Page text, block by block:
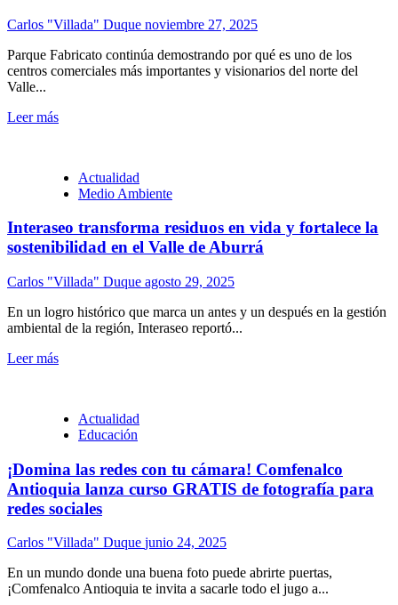
Carlos "Villada" Duque noviembre 27, 2025
Parque Fabricato continúa demostrando por qué es uno de los
centros comerciales más importantes y visionarios del norte del
Valle...
Leer más
Actualidad
Medio Ambiente
Interaseo transforma residuos en vida y fortalece la
sostenibilidad en el Valle de Aburrá
Carlos "Villada" Duque agosto 29, 2025
En un logro histórico que marca un antes y un después en la gestión
ambiental de la región, Interaseo reportó...
Leer más
Actualidad
Educación
¡Domina las redes con tu cámara! Comfenalco
Antioquia lanza curso GRATIS de fotografía para
redes sociales
Carlos "Villada" Duque junio 24, 2025
En un mundo donde una buena foto puede abrirte puertas,
¡Comfenalco Antioquia te invita a sacarle todo el jugo a...